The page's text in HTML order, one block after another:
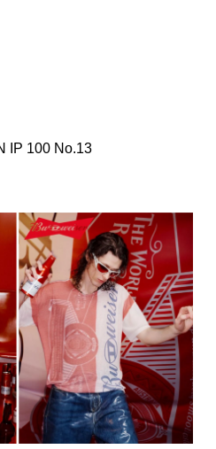
IP 100 No.13